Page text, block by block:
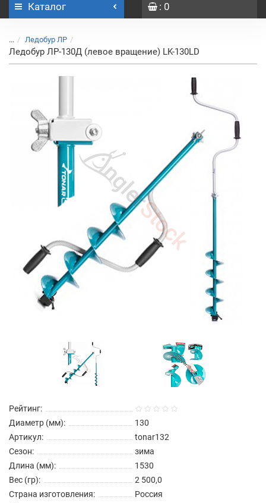
Каталог : 0
... Ледобур ЛР
Ледобур ЛР-130Д (левое вращение) LK-130LD
Рейтинг:
Диаметр (мм):
130
Артикул:
tonar132
Сезон:
зима
Длина (мм):
1530
Вес (гр):
2 500,0
Страна изготовления:
Россия